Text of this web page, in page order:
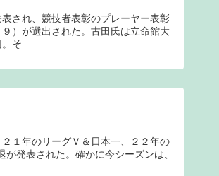
され、競技者表彰のプレーヤー表彰
）が選出された。古田氏は立命館大
そ...
１年のリーグＶ＆日本一、２２年の
発表された。確かに今シーズンは、